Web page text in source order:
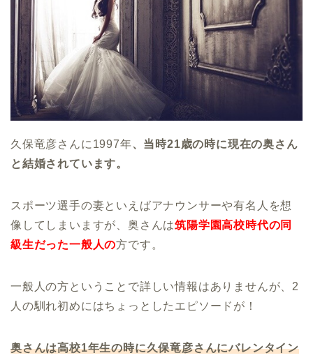
久保竜彦さんに1997年、当時21歳の時に現在の奥さん
と結婚されています。
スポーツ選手の妻といえばアナウンサーや有名人を想
像してしまいますが、奥さんは筑陽学園高校時代の同
級生だった一般人の方です。
一般人の方ということで詳しい情報はありませんが、2
人の馴れ初めにはちょっとしたエピソードが！
奥さんは高校1年生の時に久保竜彦さんにバレンタイン